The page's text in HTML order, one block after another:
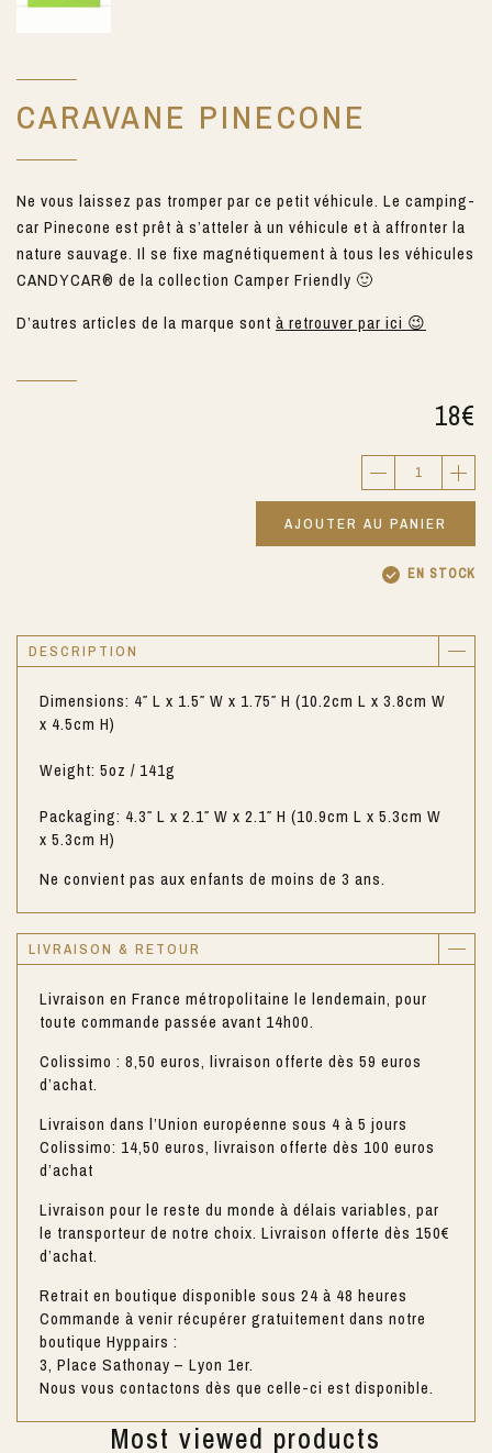
CARAVANE PINECONE
Ne vous laissez pas tromper par ce petit véhicule. Le camping-
car Pinecone est prêt à s’atteler à un véhicule et à affronter la
nature sauvage. Il se fixe magnétiquement à tous les véhicules
CANDYCAR® de la collection Camper Friendly 🙂
D’autres articles de la marque sont à retrouver par ici 😉
18€
AJOUTER AU PANIER
EN STOCK
DESCRIPTION
Dimensions: 4″ L x 1.5″ W x 1.75″ H (10.2cm L x 3.8cm W
x 4.5cm H)
Weight: 5oz / 141g
Packaging: 4.3″ L x 2.1″ W x 2.1″ H (10.9cm L x 5.3cm W
x 5.3cm H)
Ne convient pas aux enfants de moins de 3 ans.
LIVRAISON & RETOUR
Livraison en France métropolitaine le lendemain, pour
toute commande passée avant 14h00.
Colissimo : 8,50 euros, livraison offerte dès 59 euros
d’achat.
Livraison dans l’Union européenne sous 4 à 5 jours
Colissimo: 14,50 euros, livraison offerte dès 100 euros
d’achat
Livraison pour le reste du monde à délais variables, par
le transporteur de notre choix. Livraison offerte dès 150€
d’achat.
Retrait en boutique disponible sous 24 à 48 heures
Commande à venir récupérer gratuitement dans notre
boutique Hyppairs :
3, Place Sathonay – Lyon 1er.
Nous vous contactons dès que celle-ci est disponible.
Most viewed products